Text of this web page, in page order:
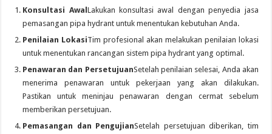
Konsultasi Awal Lakukan konsultasi awal dengan penyedia jasa
pemasangan pipa hydrant untuk menentukan kebutuhan Anda.
Penilaian LokasiTim profesional akan melakukan penilaian lokasi
untuk menentukan rancangan sistem pipa hydrant yang optimal.
Penawaran dan PersetujuanSetelah penilaian selesai, Anda akan
menerima penawaran untuk pekerjaan yang akan dilakukan.
Pastikan untuk meninjau penawaran dengan cermat sebelum
memberikan persetujuan.
Pemasangan dan PengujianSetelah persetujuan diberikan, tim